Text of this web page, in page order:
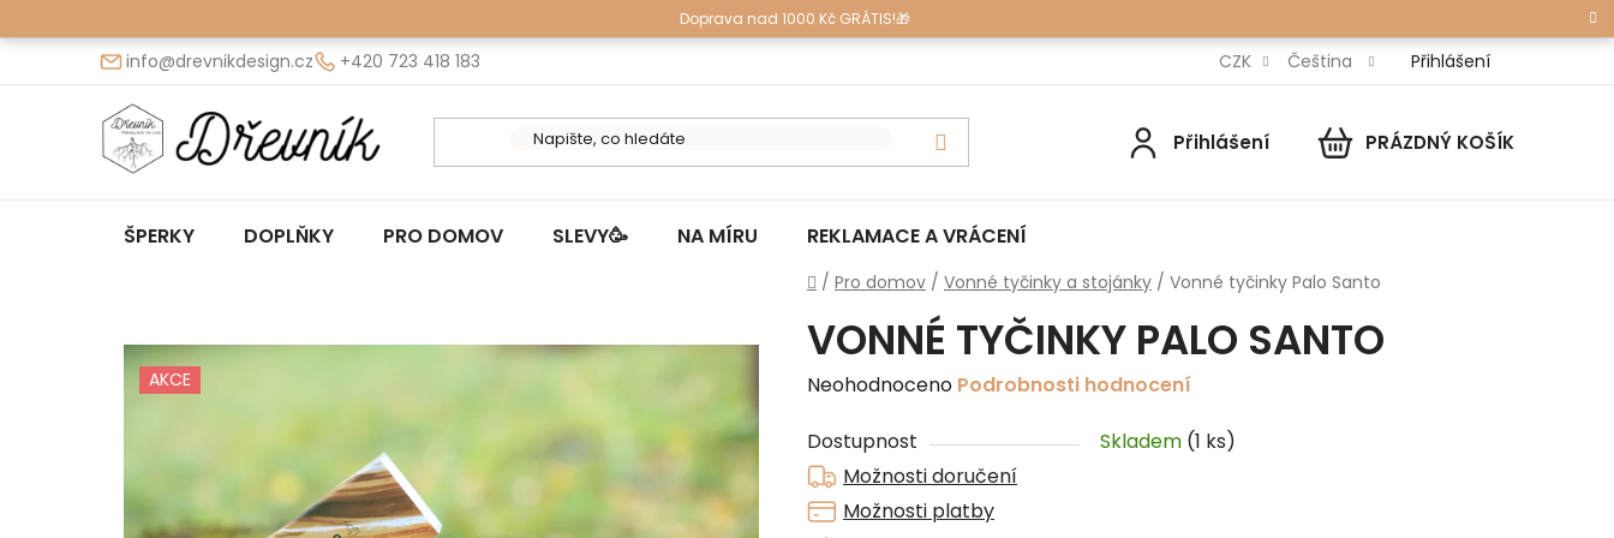
na
Doprava nad 1000 Kč GRÁTIS!🎁
info@drevnikdesign.cz +420 723 418 183 CZK Čeština Přihlášení
Přihlášení
NÁKUPNÍPRÁZDNÝ KOŠÍK
ŠPERKY DOPLŇKY PRO DOMOV SLEVY🥳 NA MÍRU REKLAMACE A VRÁCENÍ
Domů
/ Pro domov / Vonné tyčinky a stojánky / Vonné tyčinky Palo Santo
VONNÉ TYČINKY PALO SANTO
Průměrné
produktu
je
0,0
Neohodnoceno Podrobnosti hodnocení
Dostupnost Skladem (1 ks)
Možnosti doručení
Možnosti platby
AKCE